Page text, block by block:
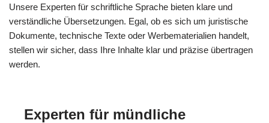
Unsere Experten für schriftliche Sprache bieten klare und
verständliche Übersetzungen. Egal, ob es sich um juristische
Dokumente, technische Texte oder Werbematerialien handelt,
stellen wir sicher, dass Ihre Inhalte klar und präzise übertragen
werden.
Experten für mündliche